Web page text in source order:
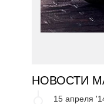
НОВОСТИ
15 апреля